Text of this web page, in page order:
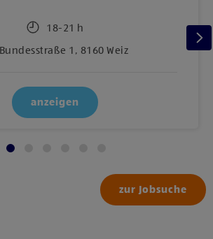
18-21 h
Bundesstraße 1, 8160 Weiz
anzeigen
zur Jobsuche